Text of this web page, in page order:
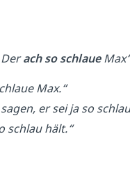
Derach so schlaue
Max.“
er sei ja so
schlau hält.“